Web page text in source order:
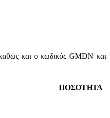
και ο κωδικός GMDN και
ΠΟΣΟΤΗΤΑ